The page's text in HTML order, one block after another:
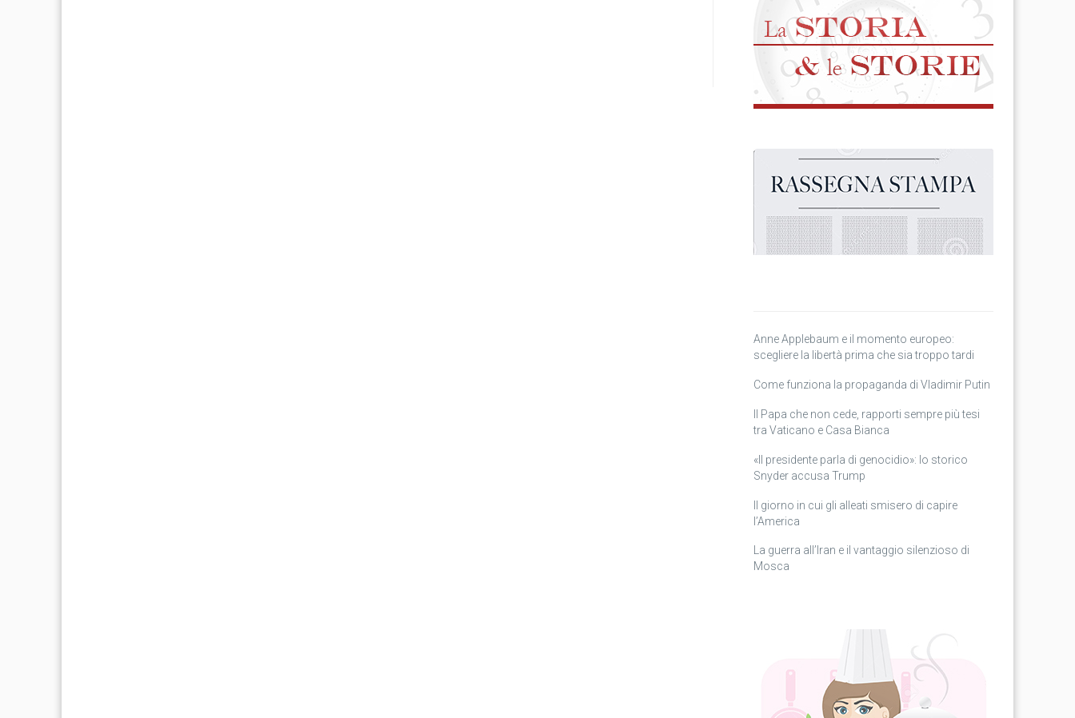
Anne Applebaum e il momento europeo:
scegliere la libertà prima che sia troppo tardi
Come funziona la propaganda di Vladimir Putin
Il Papa che non cede, rapporti sempre più tesi
tra Vaticano e Casa Bianca
«Il presidente parla di genocidio»: lo storico
Snyder accusa Trump
Il giorno in cui gli alleati smisero di capire
l’America
La guerra all’Iran e il vantaggio silenzioso di
Mosca